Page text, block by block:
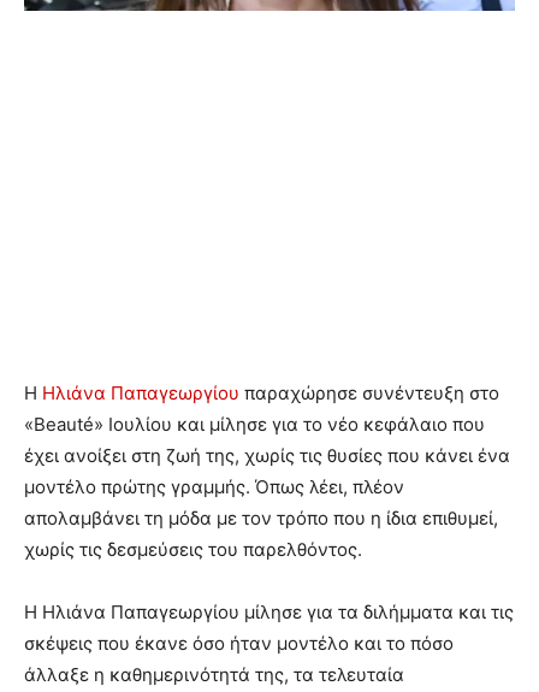
Η Ηλιάνα Παπαγεωργίου παραχώρησε συνέντευξη στο
«Beauté» Ιουλίου και μίλησε για το νέο κεφάλαιο που
έχει ανοίξει στη ζωή της, χωρίς τις θυσίες που κάνει ένα
μοντέλο πρώτης γραμμής. Όπως λέει, πλέον
απολαμβάνει τη μόδα με τον τρόπο που η ίδια επιθυμεί,
χωρίς τις δεσμεύσεις του παρελθόντος.
Η Ηλιάνα Παπαγεωργίου μίλησε για τα διλήμματα και τις
σκέψεις που έκανε όσο ήταν μοντέλο και το πόσο
άλλαξε η καθημερινότητά της, τα τελευταία